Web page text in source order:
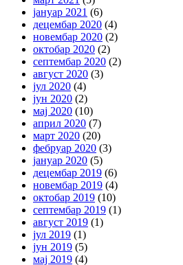
јануар 2021 (6)
децембар 2020 (4)
новембар 2020 (2)
октобар 2020 (2)
септембар 2020 (2)
август 2020 (3)
јул 2020 (4)
јун 2020 (2)
мај 2020 (10)
април 2020 (7)
март 2020 (20)
фебруар 2020 (3)
јануар 2020 (5)
децембар 2019 (6)
новембар 2019 (4)
октобар 2019 (10)
септембар 2019 (1)
август 2019 (1)
јул 2019 (1)
јун 2019 (5)
мај 2019 (4)